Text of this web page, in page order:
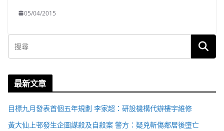
05/04/2015
最新文章
目標九月發表首個五年規劃 李家超：研設機構代辦樓宇維修
黃大仙上邨發生企圖謀殺及自殺案 警方：疑兇斬傷鄰居後墮亡